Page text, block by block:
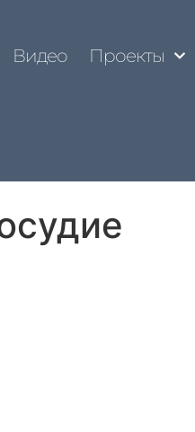
Видео Проекты